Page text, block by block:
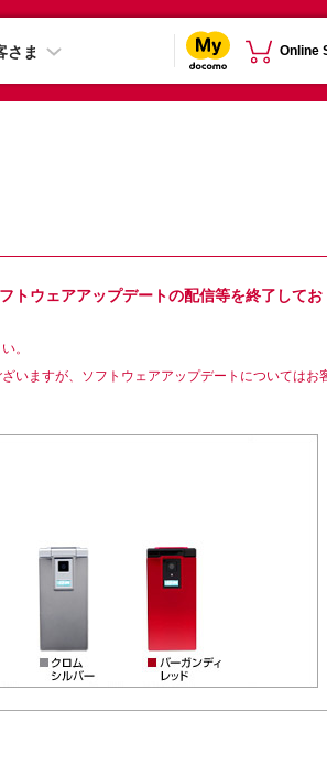
さま Online
トウェアアップデートの配信等を終了してお
。
いますが、ソフトウェアアップデートについてはお